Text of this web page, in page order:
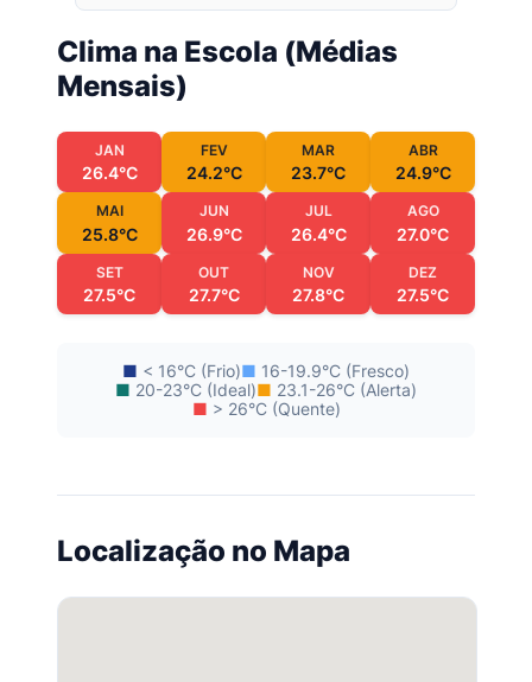
Clima na Escola (Médias
Mensais)
JAN
26.4°C
FEV
24.2°C
MAR
23.7°C
ABR
24.9°C
MAI
25.8°C
JUN
26.9°C
JUL
26.4°C
AGO
27.0°C
SET
27.5°C
OUT
27.7°C
NOV
27.8°C
DEZ
27.5°C
■ < 16°C (Frio)■ 16-19.9°C (Fresco)
■ 20-23°C (Ideal)■ 23.1-26°C (Alerta)
■ > 26°C (Quente)
Localização no Mapa